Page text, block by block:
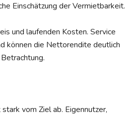
Einschätzung der Vermietbarkeit.
und laufenden Kosten. Service
können die Nettorendite deutlich
vom Ziel ab. Eigennutzer,